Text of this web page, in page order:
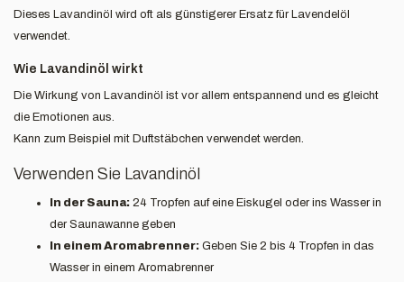
Dieses Lavandinöl wird oft als günstigerer Ersatz für Lavendelöl
verwendet.
Wie Lavandinöl wirkt
Die Wirkung von Lavandinöl ist vor allem entspannend und es gleicht
die Emotionen aus.
Kann zum Beispiel mit Duftstäbchen verwendet werden.
Verwenden Sie Lavandinöl
In der Sauna: 24 Tropfen auf eine Eiskugel oder ins Wasser in
der Saunawanne geben
In einem Aromabrenner: Geben Sie 2 bis 4 Tropfen in das
Wasser in einem Aromabrenner